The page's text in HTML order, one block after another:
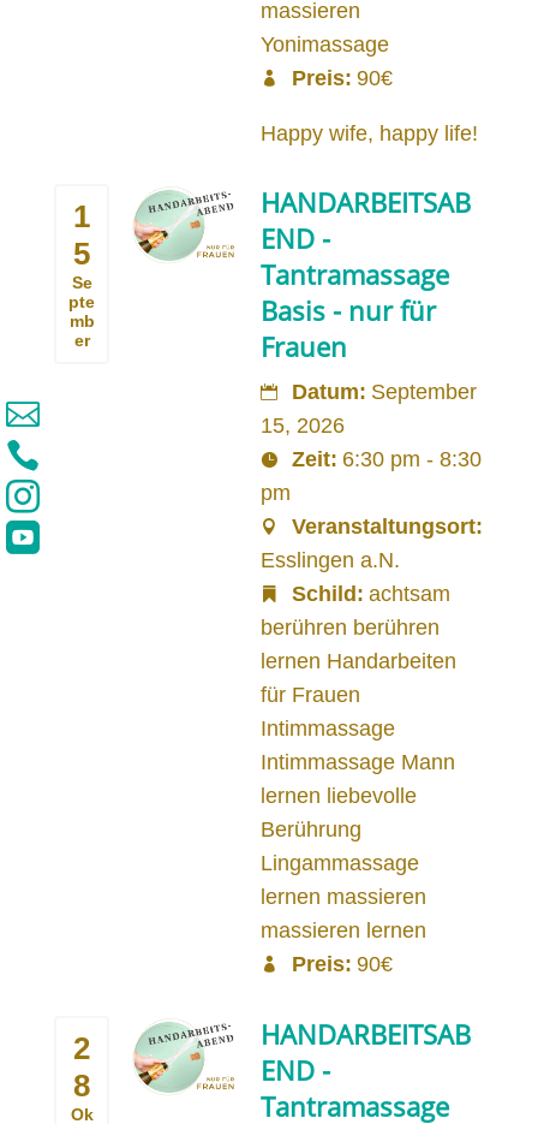
massieren
Yonimassage
Preis: 90€
Happy wife, happy life!
1
5
Se
pte
mb
er
HANDARBEITSAB
END -
Tantramassage
Basis - nur für
Frauen
Datum: September
15, 2026
Zeit: 6:30 pm - 8:30
pm
Veranstaltungsort:
Esslingen a.N.
Schild: achtsam
berühren berühren
lernen Handarbeiten
für Frauen
Intimmassage
Intimmassage Mann
lernen liebevolle
Berührung
Lingammassage
lernen massieren
massieren lernen
Preis: 90€
2
8
Ok
HANDARBEITSAB
END -
Tantramassage



